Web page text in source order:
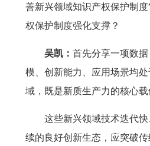
善新兴领域知识产权保护制
权保护制度强化支撑？
吴凯： 首先分享一项数
模、创新能力、应用场景均
域，既是新质生产力的核心
这些新兴领域技术迭代
续的良好创新生态，应突破